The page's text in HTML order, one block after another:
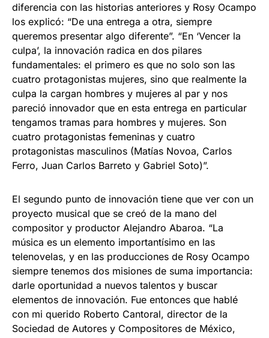
diferencia con las historias anteriores y Rosy Ocampo
los explicó: “De una entrega a otra, siempre
queremos presentar algo diferente”. “En ‘Vencer la
culpa’, la innovación radica en dos pilares
fundamentales: el primero es que no solo son las
cuatro protagonistas mujeres, sino que realmente la
culpa la cargan hombres y mujeres al par y nos
pareció innovador que en esta entrega en particular
tengamos tramas para hombres y mujeres. Son
cuatro protagonistas femeninas y cuatro
protagonistas masculinos (Matías Novoa, Carlos
Ferro, Juan Carlos Barreto y Gabriel Soto)”.
El segundo punto de innovación tiene que ver con un
proyecto musical que se creó de la mano del
compositor y productor Alejandro Abaroa. “La
música es un elemento importantísimo en las
telenovelas, y en las producciones de Rosy Ocampo
siempre tenemos dos misiones de suma importancia:
darle oportunidad a nuevos talentos y buscar
elementos de innovación. Fue entonces que hablé
con mi querido Roberto Cantoral, director de la
Sociedad de Autores y Compositores de México,